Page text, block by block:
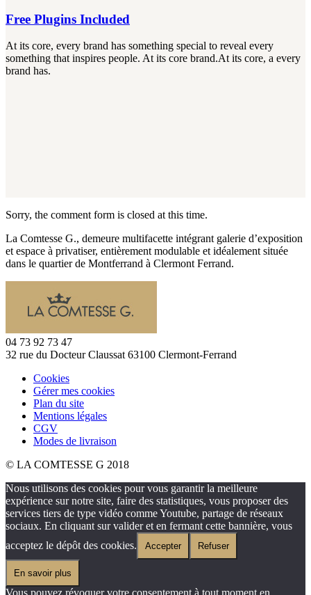
Free Plugins Included
At its core, every brand has something special to reveal every
something that inspires people. At its core brand.At its core, a every
brand has.
Sorry, the comment form is closed at this time.
La Comtesse G., demeure multifacette intégrant galerie d’exposition
et espace à privatiser, entièrement modulable et idéalement située
dans le quartier de Montferrand à Clermont Ferrand.
04 73 92 73 47
32 rue du Docteur Claussat 63100 Clermont-Ferrand
Cookies
Gérer mes cookies
Plan du site
Mentions légales
CGV
Modes de livraison
© LA COMTESSE G 2018
Nous utilisons des cookies pour vous garantir la meilleure
expérience sur notre site, faire des statistiques, vous proposer des
services tiers de type vidéo comme Youtube, partage de réseaux
sociaux. En cliquant sur valider et en fermant cette bannière, vous
acceptez le dépôt des cookies.
Accepter Refuser
En savoir plus